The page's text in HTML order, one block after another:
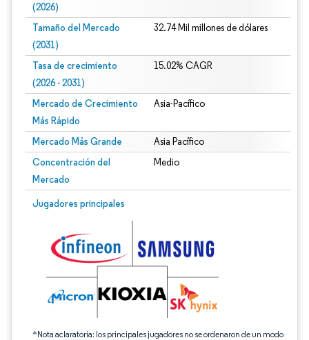
(2026)
Tamaño del Mercado
(2031)
32.74 Mil millones de dólares
Tasa de crecimiento
(2026 - 2031)
15.02% CAGR
Mercado de Crecimiento
Más Rápido
Asia-Pacífico
Mercado Más Grande Asia Pacífico
Concentración del
Mercado
Medio
Jugadores principales
*Nota aclaratoria: los principales jugadores no se ordenaron de un modo
Imagen © Mordor Intelligence. El uso requiere atribución según CC BY 4.0.